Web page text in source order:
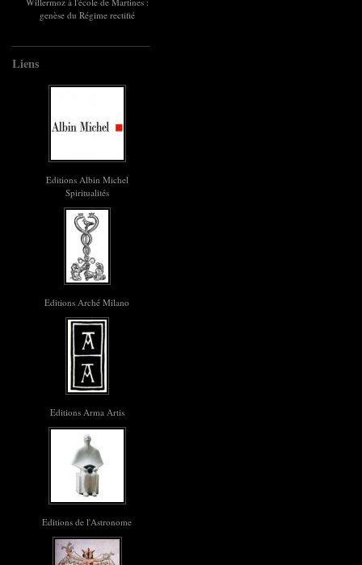
genèse du Régime rectifié
Liens
Editions Albin Michel
Spiritualités
Editions Arché Milano
Editions Arma Artis
Editions de l'Astronome